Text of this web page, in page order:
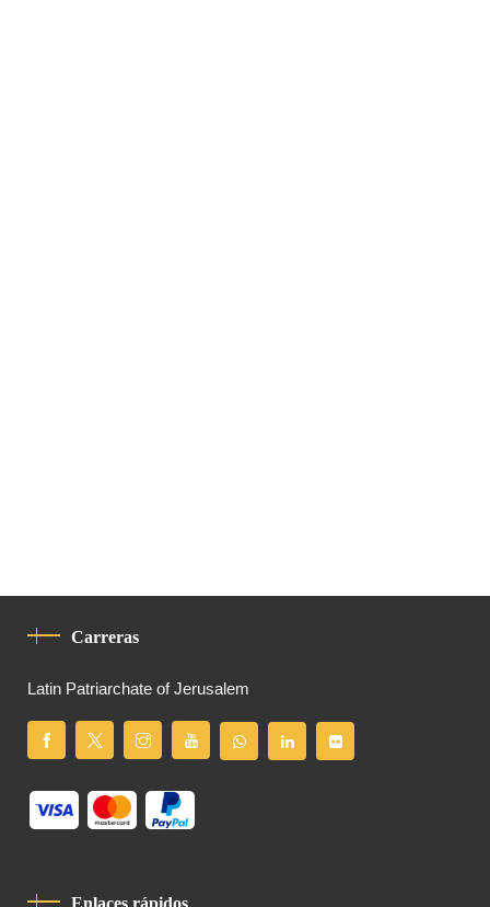
Carreras
Latin Patriarchate of Jerusalem
Enlaces rápidos